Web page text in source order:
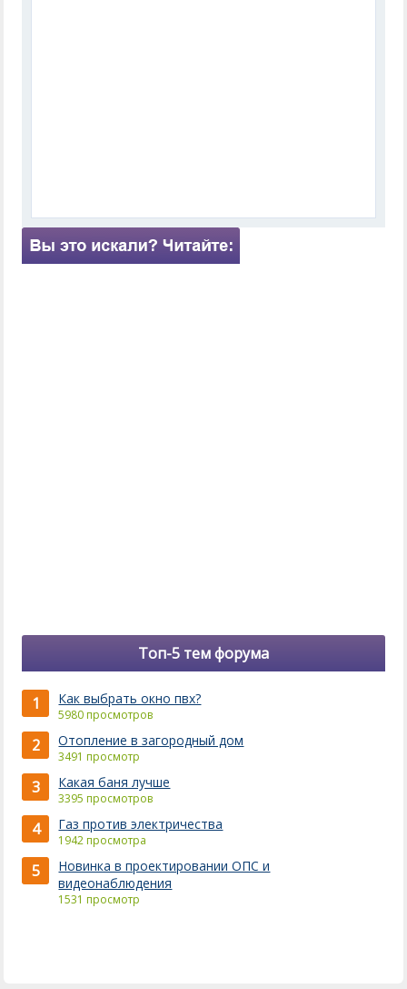
Топ-5 тем форума
1 Как выбрать окно пвх?
5980 просмотров
2 Отопление в загородный дом
3491 просмотр
3 Какая баня лучше
3395 просмотров
4 Газ против электричества
1942 просмотра
5
Новинка в проектировании ОПС и
видеонаблюдения
1531 просмотр